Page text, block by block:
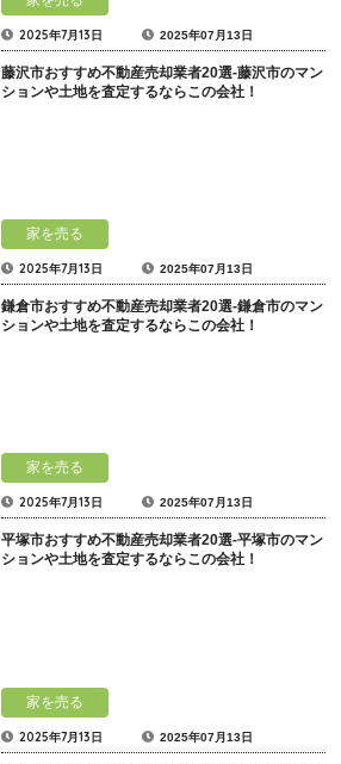
2025年7月13日 2025年07月13日
藤沢市おすすめ不動産売却業者20選-藤沢市のマン
ションや土地を査定するならこの会社！
家を売る
2025年7月13日 2025年07月13日
鎌倉市おすすめ不動産売却業者20選-鎌倉市のマン
ションや土地を査定するならこの会社！
家を売る
2025年7月13日 2025年07月13日
平塚市おすすめ不動産売却業者20選-平塚市のマン
ションや土地を査定するならこの会社！
家を売る
2025年7月13日 2025年07月13日